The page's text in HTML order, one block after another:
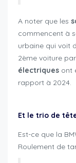
A noter que les
commencent à
urbaine qui voit
2ème voiture
électriques ont
rapport à 2024.
Et le trio de
Est-ce que la
Roulement de